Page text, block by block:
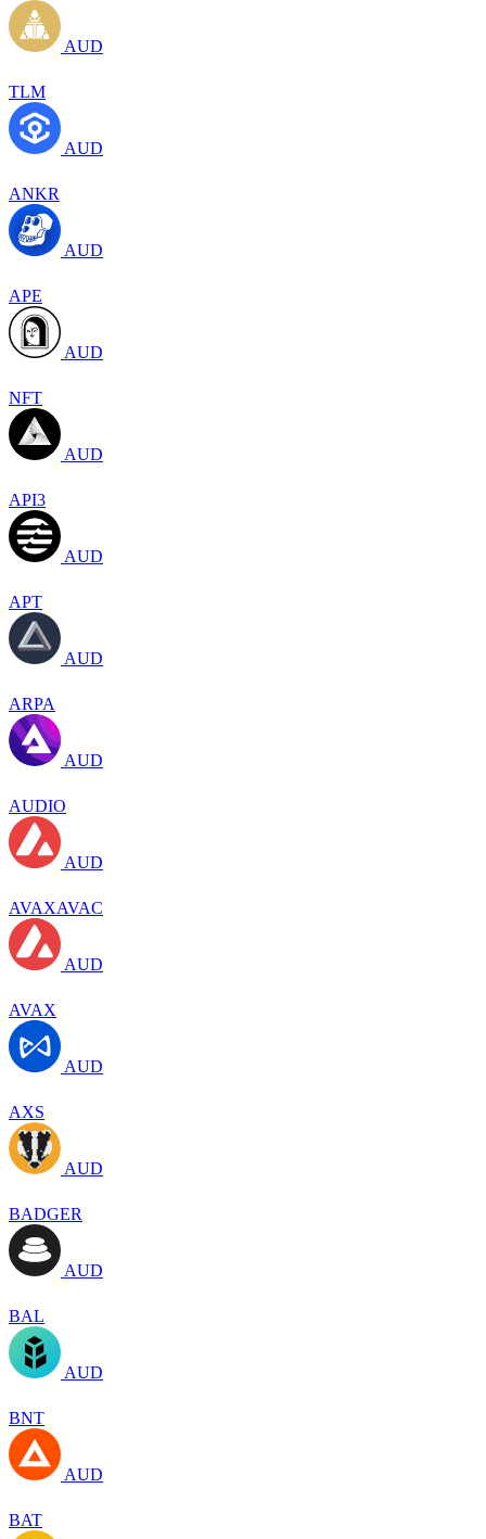
AUD
TLM
AUD
ANKR
AUD
APE
AUD
NFT
AUD
API3
AUD
APT
AUD
ARPA
AUD
AUDIO
AUD
AVAXAVAC
AUD
AVAX
AUD
AXS
AUD
BADGER
AUD
BAL
AUD
BNT
AUD
BAT